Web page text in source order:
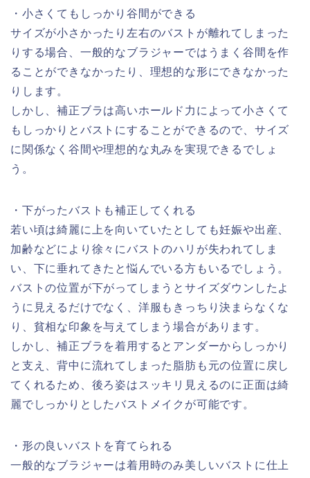
・小さくてもしっかり谷間ができる
サイズが小さかったり左右のバストが離れてしまった
りする場合、一般的なブラジャーではうまく谷間を作
ることができなかったり、理想的な形にできなかった
りします。
しかし、補正ブラは高いホールド力によって小さくて
もしっかりとバストにすることができるので、サイズ
に関係なく谷間や理想的な丸みを実現できるでしょ
う。
・下がったバストも補正してくれる
若い頃は綺麗に上を向いていたとしても妊娠や出産、
加齢などにより徐々にバストのハリが失われてしま
い、下に垂れてきたと悩んでいる方もいるでしょう。
バストの位置が下がってしまうとサイズダウンしたよ
うに見えるだけでなく、洋服もきっちり決まらなくな
り、貧相な印象を与えてしまう場合があります。
しかし、補正ブラを着用するとアンダーからしっかり
と支え、背中に流れてしまった脂肪も元の位置に戻し
てくれるため、後ろ姿はスッキリ見えるのに正面は綺
麗でしっかりとしたバストメイクが可能です。
・形の良いバストを育てられる
一般的なブラジャーは着用時のみ美しいバストに仕上